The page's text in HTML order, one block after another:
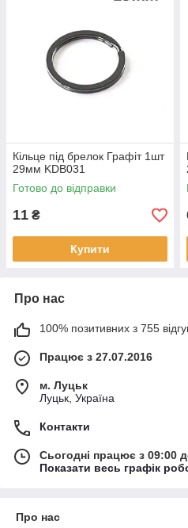
Кільце під брелок Графіт 1шт
29мм KDB031
Готово до відправки
11 ₴
Купити
Про нас
100% позитивних з 755
Працює з 27.07.2016
м. Луцьк
Луцьк, Україна
Контакти
Сьогодні працює з 09:00
Показати весь графік
Про нас